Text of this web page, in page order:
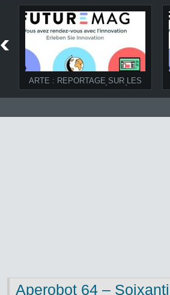
ARTE : REPORTAGE SUR LES
ROBOTS D’UBIQUITÉ ET À LA
FERME DANS FUTUREMAG DU
Aperobot 64 –